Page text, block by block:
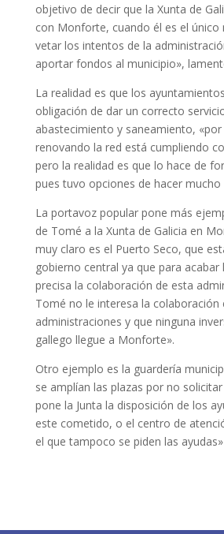
objetivo de decir que la Xunta de
con Monforte, cuando él es el único
vetar los intentos de la
aportar fondos al municipio»,
La realidad es que los
obligación de dar un correcto
abastecimiento y saneamiento,
renovando la red está cumpliendo
pero la realidad es que lo hace de
pues tuvo opciones de hacer mucho
La portavoz popular pone más
de Tomé a la Xunta de Galicia en
muy claro es el Puerto Seco, que
gobierno central ya que para acabar
precisa la colaboración de esta
Tomé no le interesa la colaboración
administraciones y que ninguna
gallego llegue a Monforte».
Otro ejemplo es la guardería
se amplían las plazas por no
pone la Junta la disposición de los
este cometido, o el centro de
el que tampoco se piden las ayudas»